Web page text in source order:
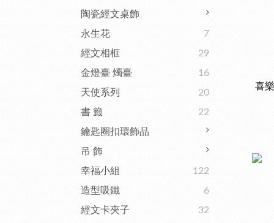
陶瓷經文桌飾
永生花
7
經文相框
29
金燈臺 燭臺
16
天使系列
20
書 籤
22
鑰匙圈扣環飾品
吊 飾
幸福小組
122
造型吸鐵
6
經文卡夾子
32
喜